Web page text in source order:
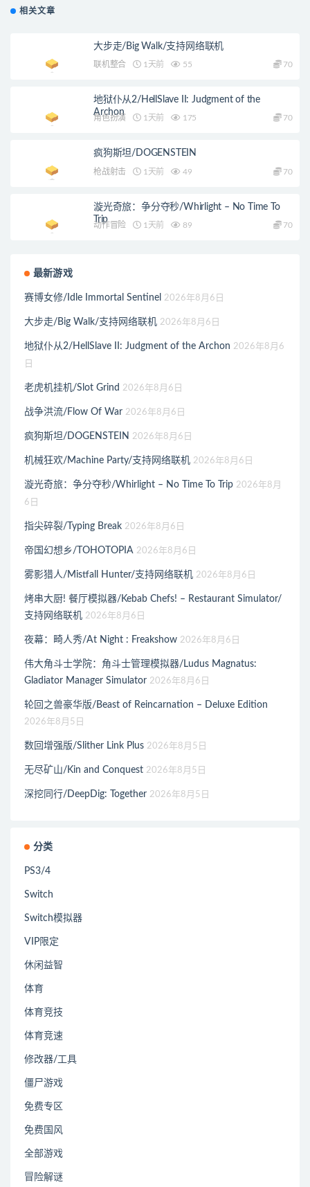
相关文章
大步走/Big Walk/支持网络联机
联机整合 1天前 55 70
地狱仆从2/HellSlave II: Judgment of the
Archon
角色扮演 1天前 175 70
疯狗斯坦/DOGENSTEIN
枪战射击 1天前 49 70
漩光奇旅：争分夺秒/Whirlight – No Time To
Trip
动作冒险 1天前 89 70
最新游戏
赛博女修/Idle Immortal Sentinel 2026年8月6日
大步走/Big Walk/支持网络联机 2026年8月6日
地狱仆从2/HellSlave II: Judgment of the Archon 2026年8月6
日
老虎机挂机/Slot Grind 2026年8月6日
战争洪流/Flow Of War 2026年8月6日
疯狗斯坦/DOGENSTEIN 2026年8月6日
机械狂欢/Machine Party/支持网络联机 2026年8月6日
漩光奇旅：争分夺秒/Whirlight – No Time To Trip 2026年8月
6日
指尖碎裂/Typing Break 2026年8月6日
帝国幻想乡/TOHOTOPIA 2026年8月6日
雾影猎人/Mistfall Hunter/支持网络联机 2026年8月6日
烤串大厨! 餐厅模拟器/Kebab Chefs! – Restaurant Simulator/
支持网络联机 2026年8月6日
夜幕：畸人秀/At Night : Freakshow 2026年8月6日
伟大角斗士学院：角斗士管理模拟器/Ludus Magnatus:
Gladiator Manager Simulator 2026年8月6日
轮回之兽豪华版/Beast of Reincarnation – Deluxe Edition
2026年8月5日
数回增强版/Slither Link Plus 2026年8月5日
无尽矿山/Kin and Conquest 2026年8月5日
深挖同行/DeepDig: Together 2026年8月5日
分类
PS3/4
Switch
Switch模拟器
VIP限定
休闲益智
体育
体育竞技
体育竞速
修改器/工具
僵尸游戏
免费专区
免费国风
全部游戏
冒险解谜